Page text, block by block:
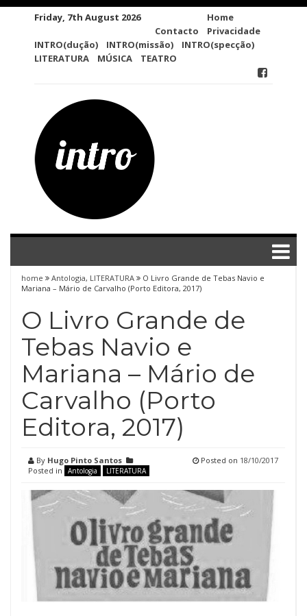
Friday, 7th August 2026
Contacto
Home
Privacidade
INTRO(dução)
INTRO(missão)
INTRO(specção)
LITERATURA
MÚSICA TEATRO
home Antologia, LITERATURA
O Livro Grande de Tebas Navio e
Mariana – Mário de Carvalho (Porto Editora, 2017)
O Livro Grande de
Tebas Navio e
Mariana – Mário de
Carvalho (Porto
Editora, 2017)
By Hugo Pinto Santos
Posted in
Antologia LITERATURA
Posted on 18/10/2017